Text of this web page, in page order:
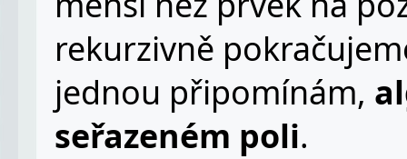
rekurzivně
jednou připomínám,
seřazeném poli.